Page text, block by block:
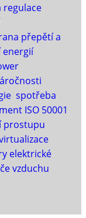
regulace
přepětí a
energií
spotřeba
ISO 50001
prostupu
elektrické
vzduchu